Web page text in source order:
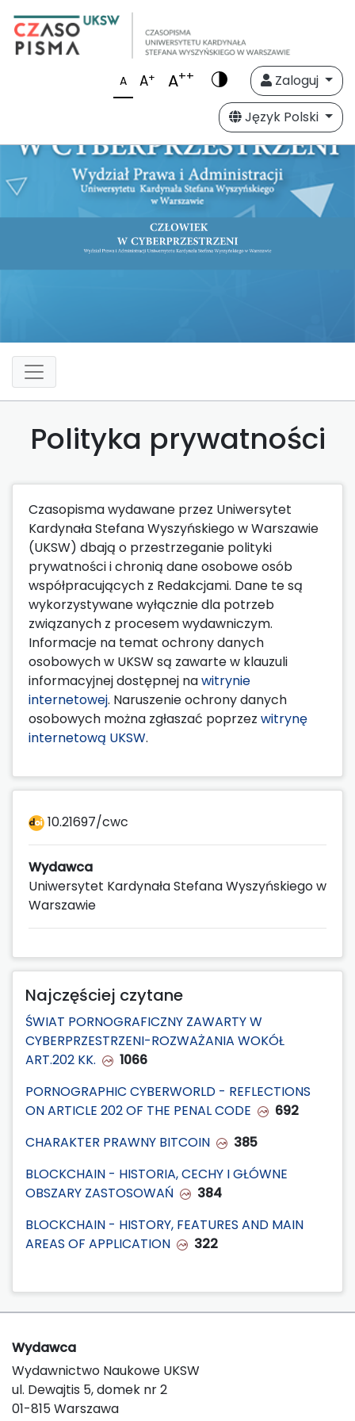
A A+ A++
Zaloguj
Język Polski
Polityka prywatności
Czasopisma wydawane przez Uniwersytet
Kardynała Stefana Wyszyńskiego w Warszawie
(UKSW) dbają o przestrzeganie polityki
prywatności i chronią dane osobowe osób
współpracujących z Redakcjami. Dane te są
wykorzystywane wyłącznie dla potrzeb
związanych z procesem wydawniczym.
Informacje na temat ochrony danych
osobowych w UKSW są zawarte w klauzuli
informacyjnej dostępnej nawitrynie
internetowej. Naruszenie ochrony danych
osobowych można zgłaszać poprzez witrynę
internetową UKSW.
10.21697/cwc
Wydawca
Uniwersytet Kardynała Stefana Wyszyńskiego w
Warszawie
Najczęściej czytane
ŚWIAT PORNOGRAFICZNY ZAWARTY W
CYBERPRZESTRZENI-ROZWAŻANIA WOKÓŁ
ART.202 KK.
1066
PORNOGRAPHIC CYBERWORLD - REFLECTIONS
ON ARTICLE 202 OF THE PENAL CODE
692
CHARAKTER PRAWNY BITCOIN
385
BLOCKCHAIN - HISTORIA, CECHY I GŁÓWNE
OBSZARY ZASTOSOWAŃ
384
BLOCKCHAIN - HISTORY, FEATURES AND MAIN
AREAS OF APPLICATION
322
Wydawca
Wydawnictwo Naukowe UKSW
ul. Dewajtis 5, domek nr 2
01-815 Warszawa